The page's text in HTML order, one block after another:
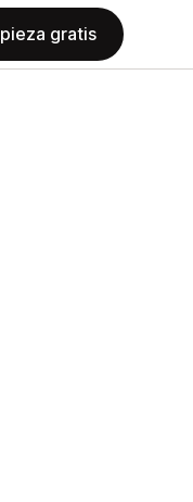
gratis